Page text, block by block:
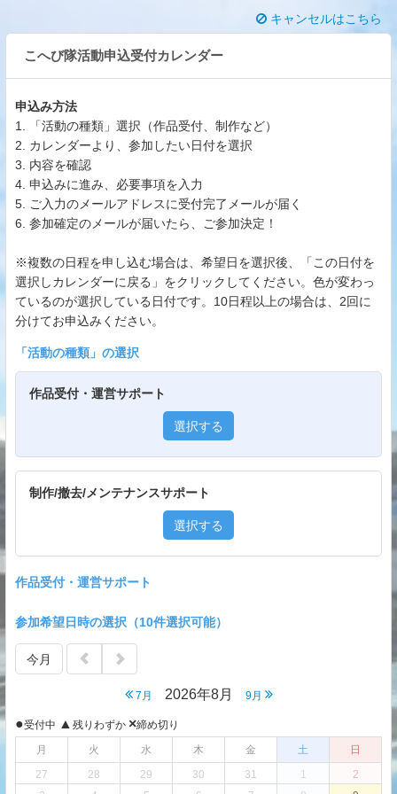
キャンセルはこちら
こへび隊活動申込受付カレンダー
申込み方法
1. 「活動の種類」選択（作品受付、制作など）
2. カレンダーより、参加したい日付を選択
3. 内容を確認
4. 申込みに進み、必要事項を入力
5. ご入力のメールアドレスに受付完了メールが届く
6. 参加確定のメールが届いたら、ご参加決定！
※複数の日程を申し込む場合は、希望日を選択後、「この日付を
選択しカレンダーに戻る」をクリックしてください。色が変わっ
ているのが選択している日付です。10日程以上の場合は、2回に
分けてお申込みください。
「活動の種類 」の選択
作品受付・運営サポート
選択する
制作/撤去/メンテナンスサポート
選択する
作品受付・運営サポート
参加希望日時の選択（10件選択可能）
今月
7月 2026年8月 9月
●受付中 ▲ 残りわずか ×締め切り
月
火 水 木 金 土
日
27
28 29 30 31 1
2